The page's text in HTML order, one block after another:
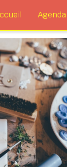
Agenda
Festival